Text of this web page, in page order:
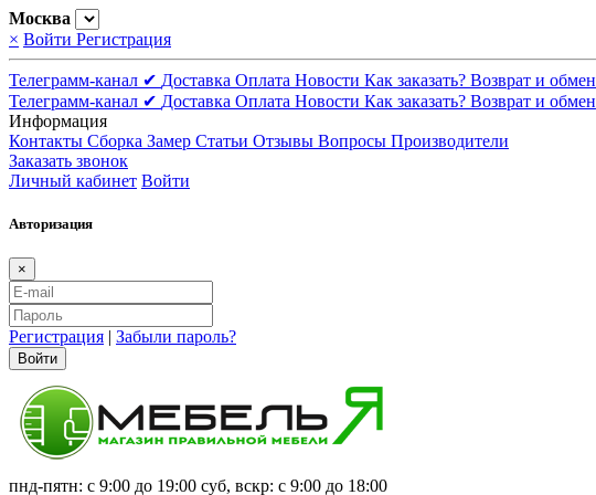
Москва
× Войти Регистрация
Телеграмм-канал ✔ Доставка Оплата Новости Как заказать? Возврат и обмен
Телеграмм-канал ✔ Доставка Оплата Новости Как заказать? Возврат и обмен
Информация
Контакты Сборка Замер Статьи Отзывы Вопросы Производители
Заказать звонок
Личный кабинет Войти
Авторизация
×
Регистрация | Забыли пароль?
Войти
пнд-пятн: с 9:00 до 19:00 суб, вскр: с 9:00 до 18:00